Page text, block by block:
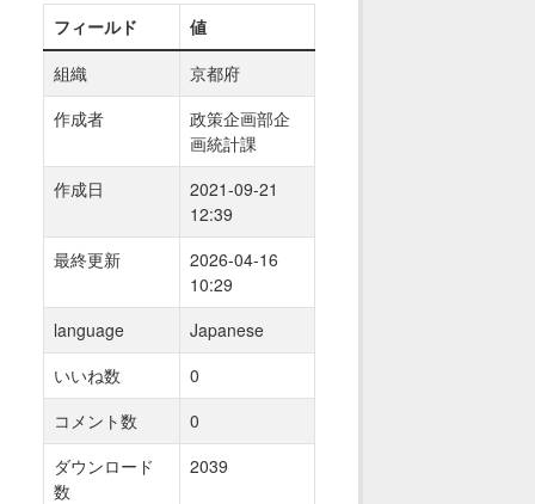
フィールド
値
組織
京都府
作成者
政策企画部企
画統計課
作成日
2021-09-21
12:39
最終更新
2026-04-16
10:29
language
Japanese
いいね数
0
コメント数
0
ダウンロード
数
2039